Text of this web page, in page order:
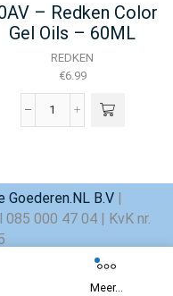
– Redken Color
Gel Oils – 60ML
REDKEN
€6.99
10AV
Gel
Oils
-
Goederen.NL B.V|
000 47 04 | KvK nr.
Meer...